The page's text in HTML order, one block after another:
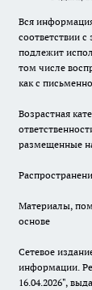
Вся
соответствии
подлежит
том числе
как с
Возрастная
размещенные
Материалы,
основе
Сетевое
информации.
16.04.2026",